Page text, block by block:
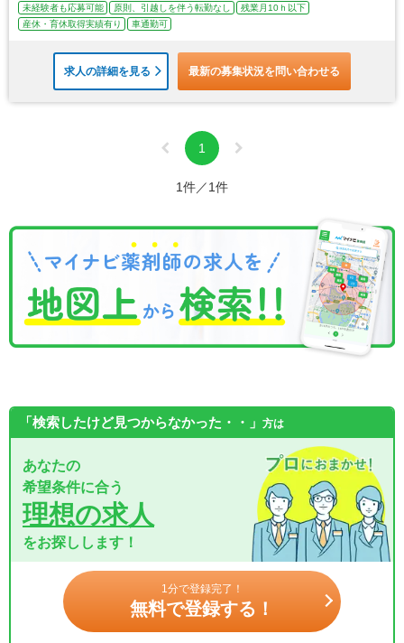
未経験者も応募可能 原則、引越しを伴う転勤なし
残業月10ｈ以下
産休・育休取得実績有り
車通勤可
求人の詳細を見る 最新の募集状況を問い合わせる
1
1件／1件
「検索したけど見つからなかった・・」 方は
あなたの
希望条件に合う
理想の求人
をお探しします！
1分で登録完了！
無料で登録する！